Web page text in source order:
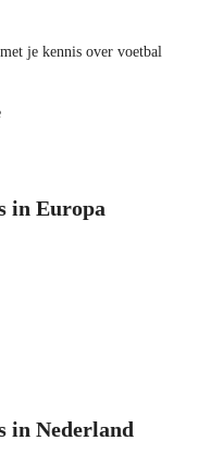
je kennis over voetbal
in Europa
in Nederland